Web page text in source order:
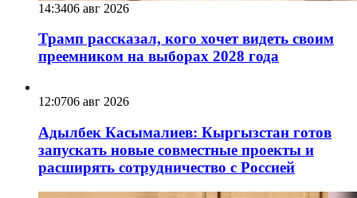
14:3406 авг 2026
Трамп рассказал, кого хочет видеть своим
преемником на выборах 2028 года
12:0706 авг 2026
Адылбек Касымалиев: Кыргызстан готов
запускать новые совместные проекты и
расширять сотрудничество с Россией